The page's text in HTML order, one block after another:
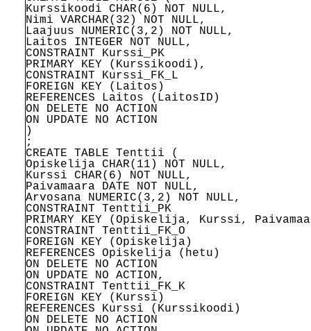
Kurssikoodi CHAR(6) NOT NULL,
Nimi VARCHAR(32) NOT NULL,
Laajuus NUMERIC(3,2) NOT NULL,
Laitos INTEGER NOT NULL,
CONSTRAINT Kurssi_PK
PRIMARY KEY (Kurssikoodi),
CONSTRAINT Kurssi_FK_L
FOREIGN KEY (Laitos)
REFERENCES Laitos (LaitosID)
ON DELETE NO ACTION
ON UPDATE NO ACTION
)
;
CREATE TABLE Tenttii (
Opiskelija CHAR(11) NOT NULL,
Kurssi CHAR(6) NOT NULL,
Paivamaara DATE NOT NULL,
Arvosana NUMERIC(3,2) NOT NULL,
CONSTRAINT Tenttii_PK
PRIMARY KEY (Opiskelija, Kurssi,
CONSTRAINT Tenttii_FK_O
FOREIGN KEY (Opiskelija)
REFERENCES Opiskelija (hetu)
ON DELETE NO ACTION
ON UPDATE NO ACTION,
CONSTRAINT Tenttii_FK_K
FOREIGN KEY (Kurssi)
REFERENCES Kurssi (Kurssikoodi)
ON DELETE NO ACTION